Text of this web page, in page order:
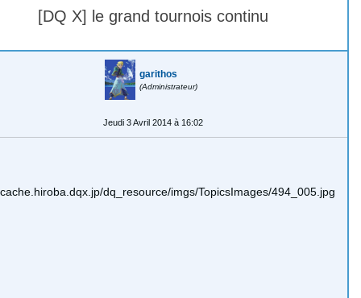
[DQ X] le grand tournois continu
garithos
(Administrateur)
Jeudi 3 Avril 2014 à 16:02